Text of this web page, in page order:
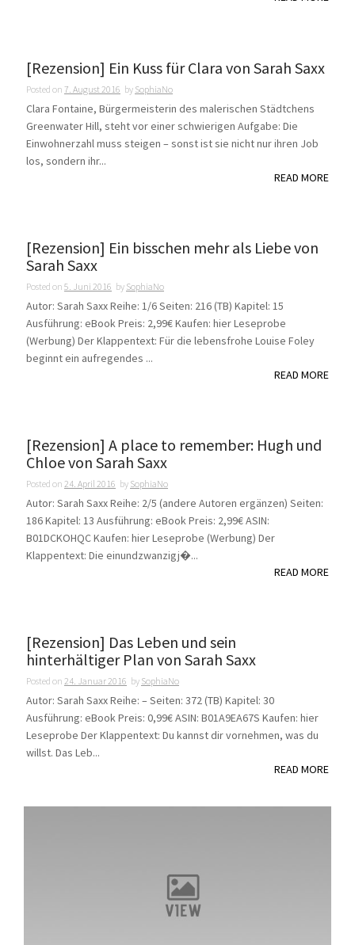
[Rezension] Ein Kuss für Clara von Sarah Saxx
Posted on 7. August 2016 by SophiaNo
Clara Fontaine, Bürgermeisterin des malerischen Städtchens
Greenwater Hill, steht vor einer schwierigen Aufgabe: Die
Einwohnerzahl muss steigen – sonst ist sie nicht nur ihren Job
los, sondern ihr...
READ MORE
[Rezension] Ein bisschen mehr als Liebe von
Sarah Saxx
Posted on 5. Juni 2016 by SophiaNo
Autor: Sarah Saxx Reihe: 1/6 Seiten: 216 (TB) Kapitel: 15
Ausführung: eBook Preis: 2,99€ Kaufen: hier Leseprobe
(Werbung) Der Klappentext: Für die lebensfrohe Louise Foley
beginnt ein aufregendes ...
READ MORE
[Rezension] A place to remember: Hugh und
Chloe von Sarah Saxx
Posted on 24. April 2016 by SophiaNo
Autor: Sarah Saxx Reihe: 2/5 (andere Autoren ergänzen) Seiten:
186 Kapitel: 13 Ausführung: eBook Preis: 2,99€ ASIN:
B01DCKOHQC Kaufen: hier Leseprobe (Werbung) Der
Klappentext: Die einundzwanzigj�...
READ MORE
[Rezension] Das Leben und sein
hinterhältiger Plan von Sarah Saxx
Posted on 24. Januar 2016 by SophiaNo
Autor: Sarah Saxx Reihe: – Seiten: 372 (TB) Kapitel: 30
Ausführung: eBook Preis: 0,99€ ASIN: B01A9EA67S Kaufen: hier
Leseprobe Der Klappentext: Du kannst dir vornehmen, was du
willst. Das Leb...
READ MORE